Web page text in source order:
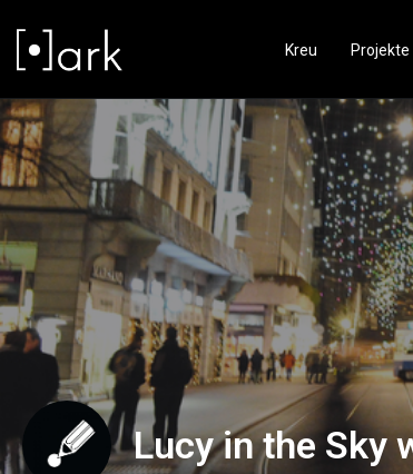
Kreu Projekte
Lucy in the Sky